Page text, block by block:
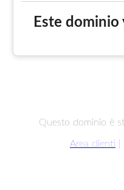
Este
Questo dominio è
Area clienti